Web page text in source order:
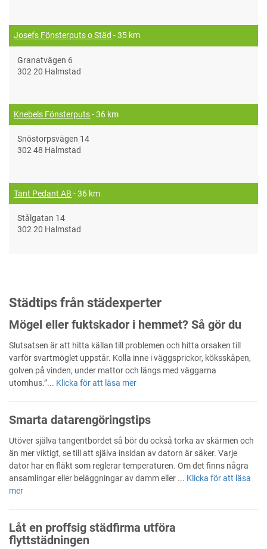
Josefs Fönsterputs o Städ - 35 km
Granatvägen 6
302 20 Halmstad
Knebels Fönsterputs- 36 km
Snöstorpsvägen 14
302 48 Halmstad
Tant Pedant AB - 36 km
Stålgatan 14
302 20 Halmstad
Städtips från städexperter
Mögel eller fuktskador i hemmet? Så gör du
Slutsatsen är att hitta källan till problemen och hitta orsaken till
varför svartmöglet uppstår. Kolla inne i väggsprickor, köksskåpen,
golven på vinden, under mattor och längs med väggarna
utomhus.”... Klicka för att läsa mer
Smarta datarengöringstips
Utöver själva tangentbordet så bör du också torka av skärmen och
än mer viktigt, se till att själva insidan av datorn är säker. Varje
dator har en fläkt som reglerar temperaturen. Om det finns några
ansamlingar eller beläggningar av damm eller ... Klicka för att läsa
mer
Låt en proffsig städfirma utföra
flyttstädningen